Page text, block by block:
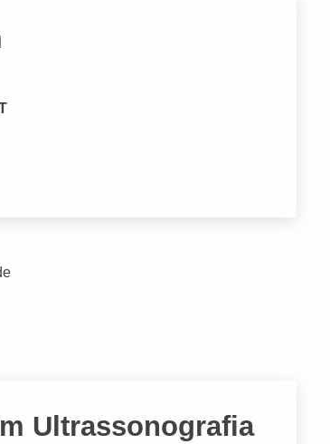
Ultrassonografia